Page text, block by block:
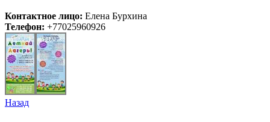
Контактное лицо: Елена Бурхина
Телефон: +77025960926
Назад